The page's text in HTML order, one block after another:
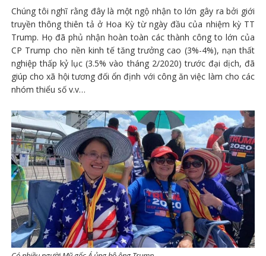
Chúng tôi nghĩ rằng đây là một ngộ nhận to lớn gây ra bởi giới
truyền thông thiên tả ở Hoa Kỳ từ ngày đầu của nhiệm kỳ TT
Trump. Họ đã phủ nhận hoàn toàn các thành công to lớn của
CP Trump cho nền kinh tế tăng trưởng cao (3%-4%), nạn thất
nghiệp thấp kỷ lục (3.5% vào tháng 2/2020) trước đại dịch, đã
giúp cho xã hội tương đối ổn định với công ăn việc làm cho các
nhóm thiểu số v.v…